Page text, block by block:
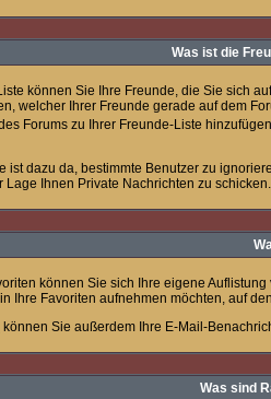
Was ist die
können Sie Ihre Freunde, die Sie sich
welcher Ihrer Freunde gerade auf dem
Forums zu Ihrer Freunde-Liste
ist dazu da, bestimmte Benutzer zu
Lage Ihnen Private Nachrichten zu schicken.
können Sie sich Ihre eigene
Ihre Favoriten aufnehmen möchten, auf
können Sie außerdem Ihre E-Mail-
Was sind